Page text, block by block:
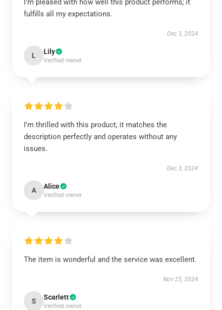
I’m pleased with how well this product performs; it
fulfills all my expectations.
Dec 3, 2024
L Lily
Verified owner
I'm thrilled with this product; it matches the
description perfectly and operates without any
issues.
Dec 3, 2024
A Alice
Verified owner
The item is wonderful and the service was excellent.
Nov 25, 2024
S Scarlett
Verified owner